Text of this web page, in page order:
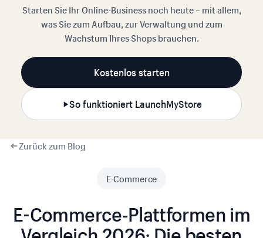
Starten Sie Ihr Online-Business noch heute – mit allem,
was Sie zum Aufbau, zur Verwaltung und zum
Wachstum Ihres Shops brauchen.
Kostenlos starten
So funktioniert LaunchMyStore
Zurück zum Blog
E-Commerce
E-Commerce-Plattformen im